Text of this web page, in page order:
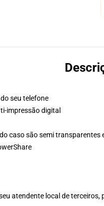
seu telefone
impressão digital
caso são semi
atendente local de